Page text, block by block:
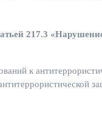
217.3
к